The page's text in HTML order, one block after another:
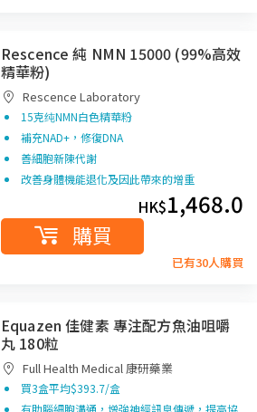
Rescence 純 NMN 15000 (99%高效
精華粉)
Rescence Laboratory
15克纯NMN白色精華粉
補充NAD+，修復DNA
善細胞新陳代謝
改善身體機能退化及因此帶來的增重
HK$1,468.0
購買
已有30人購買
Equazen 佳健素 專注配方魚油咀嚼
丸 180粒
Full Health Medical 康研藥業
買3盒平均$393.7/盒
有助腦細胞溝通，增強神經訊息傳遞，提高協